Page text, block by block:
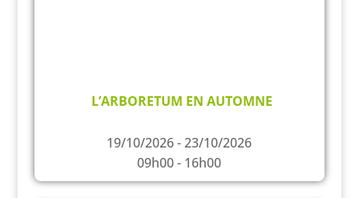
L’ARBORETUM EN AUTOMNE
19/10/2026 - 23/10/2026
09h00 - 16h00